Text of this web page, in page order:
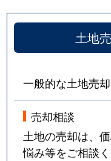
土地
一般的な土地売
売却相談
土地の売却は、
悩み等をご相談く